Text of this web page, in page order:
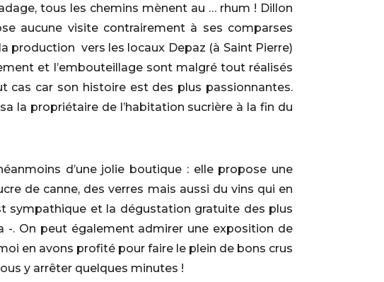
tous les chemins mènent au … rhum ! Dillon
aucune visite contrairement à ses comparses
production vers les locaux Depaz (à Saint Pierre)
et l’embouteillage sont malgré tout réalisés
cas car son histoire est des plus passionnantes.
la propriétaire de l’habitation sucrière à la fin du
d’une jolie boutique : elle propose une
de canne, des verres mais aussi du vins qui en
sympathique et la dégustation gratuite des plus
-. On peut également admirer une exposition de
en avons profité pour faire le plein de bons crus
y arrêter quelques minutes !